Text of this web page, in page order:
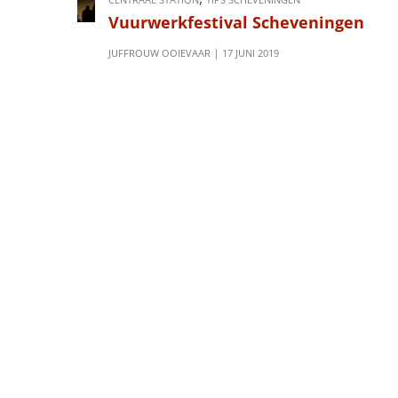
Vuurwerkfestival Scheveningen
JUFFROUW OOIEVAAR 17 JUNI 2019